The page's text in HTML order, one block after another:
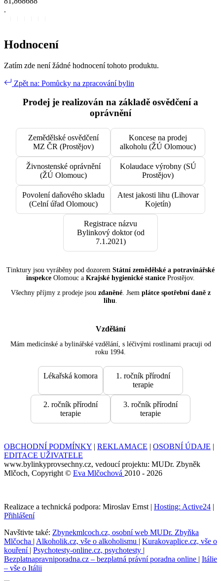
.
Hodnocení
Zatím zde není žádné hodnocení tohoto produktu.
Zpět na: Pomůcky na zpracování bylin
Prodej je realizován na základě osvědčení a
oprávnění
Zemědělské osvědčení
MZ ČR (Prostějov)
Koncese na prodej
alkoholu (ŽÚ Olomouc)
Živnostenské oprávnění
(ŽÚ Olomouc)
Kolaudace výrobny (SÚ
Prostějov)
Povolení daňového skladu
(Celní úřad Olomouc)
Atest jakosti lihu (Lihovar
Kojetín)
Registrace názvu
Bylinkový doktor (od
7.1.2021)
Tinktury jsou vyráběny pod dozorem Státní zemědělské a potravinářské
inspekce Olomouc a Krajské hygienické stanice Prostějov.
Všechny příjmy z prodeje jsou zdaněné. Jsem plátce spotřební daně z
lihu
Vzdělání
Mám medicínské a bylinářské vzdělání, s léčivými rostlinami pracuji od
roku 1994.
Lékařská komora
1. ročník přírodní
terapie
2. ročník přírodní
terapie
3. ročník přírodní
terapie
OBCHODNÍ PODMÍNKY | REKLAMACE | OSOBNÍ ÚDAJE |
EDITACE UŽIVATELE
www.bylinkyprovsechny.cz, vedoucí projektu: MUDr. Zbyněk
Mlčoch, Copyright © Eva Mlčochová 2010 - 2026
Realizace a technická podpora: Miroslav Ernst | Hosting: Active24 |
Přihlášení
Navštivte také: Zbynekmlcoch.cz, osobní web MUDr. Zbyňka
Mlčocha | Alkoholik.cz, vše o alkoholismu | Kurakovaplice.cz, vše o
kouření | Psychotesty-online.cz, psychotesty |
Bezplatnapravniporadna.cz – bezplatná právní poradna online | Itálie
– vše o Itálii